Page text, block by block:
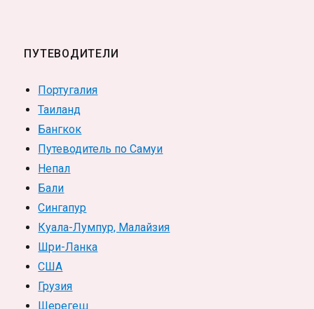
ПУТЕВОДИТЕЛИ
Португалия
Таиланд
Бангкок
Путеводитель по Самуи
Непал
Бали
Сингапур
Куала-Лумпур, Малайзия
Шри-Ланка
США
Грузия
Шерегеш